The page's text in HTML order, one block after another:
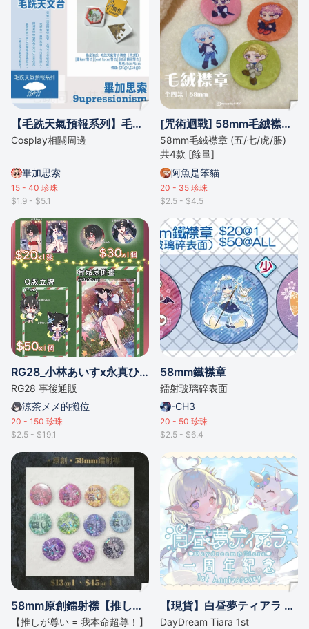
【毛跣天氣預報系列】毛跣天氣警告襟章（共3種）
Cosplay相關周邊
畢加思索
15 - 40 珍珠
$1.9 - $5.1
[咒術迴戰] 58mm毛絨襟章 (五/七/虎/脹)
58mm毛絨襟章 (五/七/虎/脹)
共4款 [餘量]
阿魚是笨貓
20 - 35 珍珠
$2.5 - $4.5
RG28_小林あいすx永真ひかり
RG28 事後通販
涼茶メメ的攤位
20 - 150 珍珠
$2.5 - $19.1
58mm鐵襟章
鐳射玻璃碎表面
-CH3
20 - 50 珍珠
$2.5 - $6.4
58mm原創鐳射襟【推しが尊い = 我本命超尊！】
【推しが尊い = 我本命超尊！】
【現貨】白昼夢ティアラ 一周年紀念套裝
DayDream Tiara 1st